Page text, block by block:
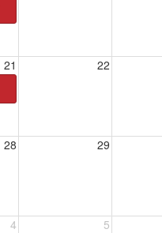
21 22
28 29
4 5